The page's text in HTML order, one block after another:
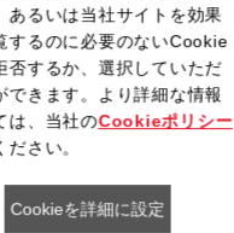
ーマー
あるいは当社サイトを効果
するのに必要のないCookie
否するか、選択していただ
できます。より詳細な情報
は、当社のCookieポリシー
ださい。
Cookieを詳細に設定